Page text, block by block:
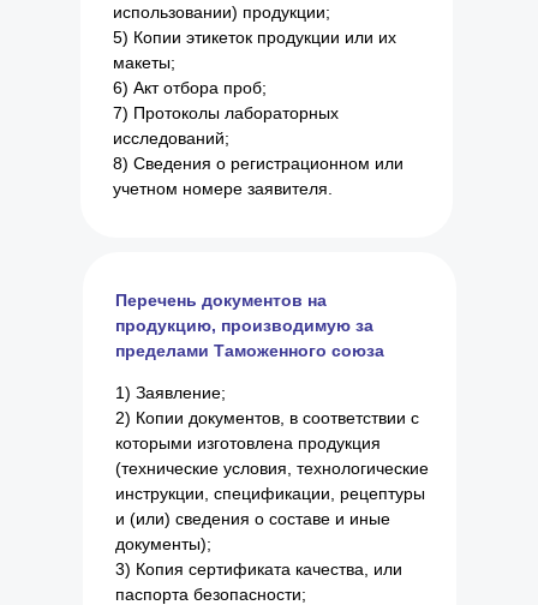
использовании) продукции;
5) Копии этикеток продукции или их
макеты;
6) Акт отбора проб;
7) Протоколы лабораторных
исследований;
8) Сведения о регистрационном или
учетном номере заявителя.
Перечень документов на
продукцию, производимую за
пределами Таможенного союза
1) Заявление;
2) Копии документов, в соответствии с
которыми изготовлена продукция
(технические условия, технологические
инструкции, спецификации, рецептуры
и (или) сведения о составе и иные
документы);
3) Копия сертификата качества, или
паспорта безопасности;